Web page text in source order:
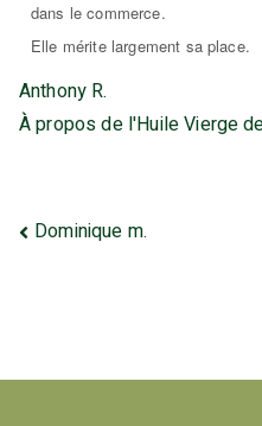
dans le commerce.
Elle mérite largement sa place.
Anthony R.
À propos de l'Huile Vierge
Dominique m.